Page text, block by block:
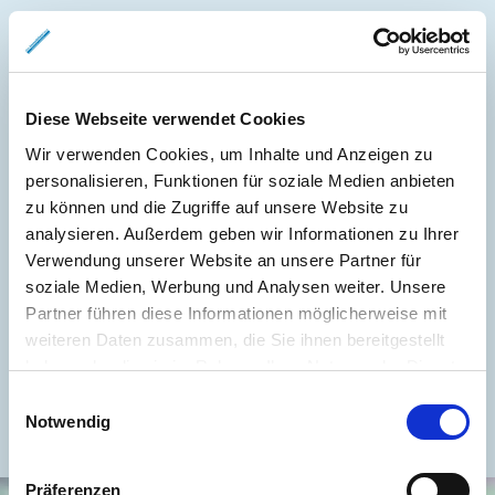
Diese Webseite verwendet Cookies
Wir verwenden Cookies, um Inhalte und Anzeigen zu
personalisieren, Funktionen für soziale Medien anbieten
zu können und die Zugriffe auf unsere Website zu
analysieren. Außerdem geben wir Informationen zu Ihrer
Verwendung unserer Website an unsere Partner für
soziale Medien, Werbung und Analysen weiter. Unsere
Partner führen diese Informationen möglicherweise mit
weiteren Daten zusammen, die Sie ihnen bereitgestellt
haben oder die sie im Rahmen Ihrer Nutzung der Dienste
Notwendig
Präferenzen
Wesentlicher Energieträger
GAS
Energieausweis gültig bis
2035-10-21
Energieausweis Jahrgang
ab dem 1.5.2014
Energieausweis Werteklasse
H
Energieausweis Baujahr
1963
Energieausweis Gebäudeart
Wohngebäude